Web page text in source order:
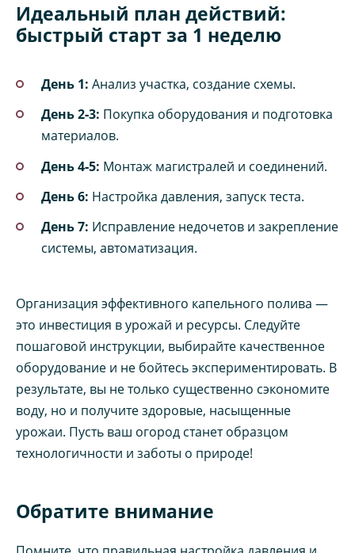
Идеальный план действий:
быстрый старт за 1 неделю
День 1: Анализ участка, создание схемы.
День 2‑3: Покупка оборудования и подготовка
материалов.
День 4‑5: Монтаж магистралей и соединений.
День 6: Настройка давления, запуск теста.
День 7: Исправление недочетов и закрепление
системы, автоматизация.
Организация эффективного капельного полива —
это инвестиция в урожай и ресурсы. Следуйте
пошаговой инструкции, выбирайте качественное
оборудование и не бойтесь экспериментировать. В
результате, вы не только существенно сэкономите
воду, но и получите здоровые, насыщенные
урожаи. Пусть ваш огород станет образцом
технологичности и заботы о природе!
Обратите внимание